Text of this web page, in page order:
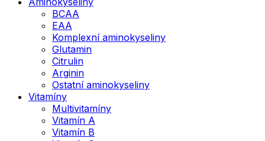
BCAA
EAA
Komplexní aminokyseliny
Glutamin
Citrulin
Arginin
Ostatní aminokyseliny
Vitamíny
Multivitamíny
Vitamín A
Vitamín B